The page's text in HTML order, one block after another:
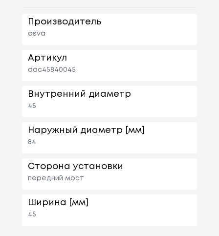
Производитель
asva
Артикул
dac45840045
Внутренний диаметр
45
Наружный диаметр [мм]
84
Сторона установки
передний мост
Ширина [мм]
45